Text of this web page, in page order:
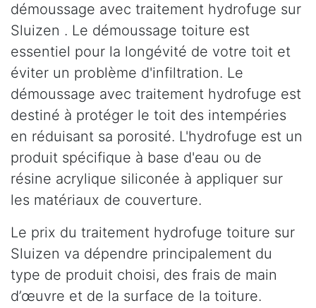
démoussage avec traitement hydrofuge sur
Sluizen . Le démoussage toiture est
essentiel pour la longévité de votre toit et
éviter un problème d'infiltration. Le
démoussage avec traitement hydrofuge est
destiné à protéger le toit des intempéries
en réduisant sa porosité. L'hydrofuge est un
produit spécifique à base d'eau ou de
résine acrylique siliconée à appliquer sur
les matériaux de couverture.
Le prix du traitement hydrofuge toiture sur
Sluizen va dépendre principalement du
type de produit choisi, des frais de main
d’œuvre et de la surface de la toiture.